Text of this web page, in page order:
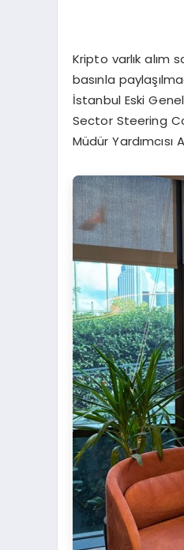
Kripto varlık alım
basınla
İstanbul Eski
Sector Steering
Müdür Yardımcısı